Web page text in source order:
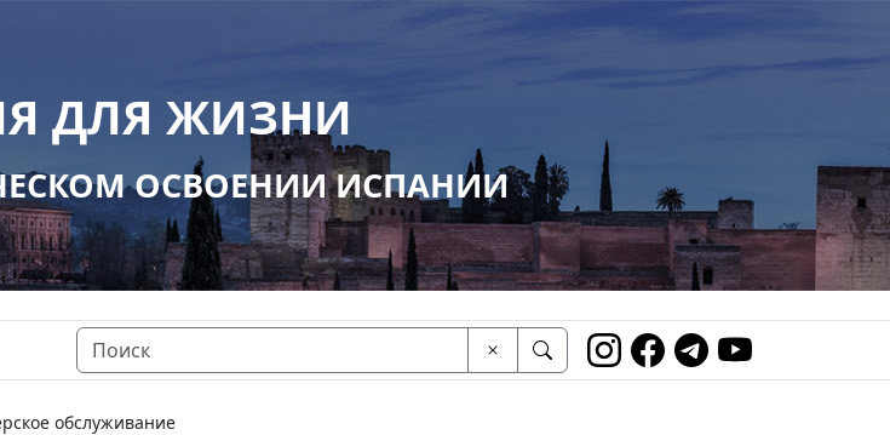
ДЛЯ ЖИЗНИ
ОСВОЕНИИ ИСПАНИИ
обслуживание